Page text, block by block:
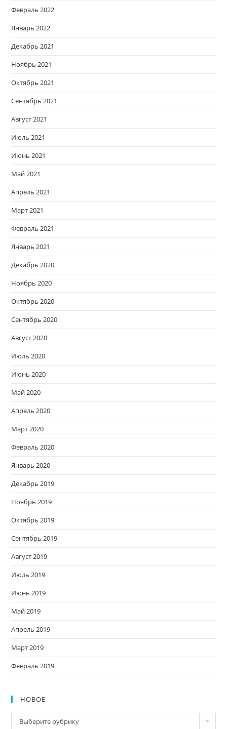
Февраль 2022
Январь 2022
Декабрь 2021
Ноябрь 2021
Октябрь 2021
Сентябрь 2021
Август 2021
Июль 2021
Июнь 2021
Май 2021
Апрель 2021
Март 2021
Февраль 2021
Январь 2021
Декабрь 2020
Ноябрь 2020
Октябрь 2020
Сентябрь 2020
Август 2020
Июль 2020
Июнь 2020
Май 2020
Апрель 2020
Март 2020
Февраль 2020
Январь 2020
Декабрь 2019
Ноябрь 2019
Октябрь 2019
Сентябрь 2019
Август 2019
Июль 2019
Июнь 2019
Май 2019
Апрель 2019
Март 2019
Февраль 2019
НОВОЕ
Новое
Выберите рубрику